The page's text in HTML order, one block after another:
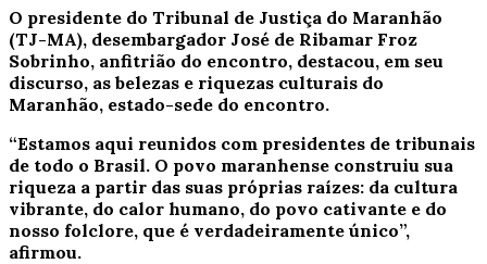
O presidente do Tribunal de Justiça do Maranhão
(TJ-MA), desembargador José de Ribamar Froz
Sobrinho, anfitrião do encontro, destacou, em seu
discurso, as belezas e riquezas culturais do
Maranhão, estado-sede do encontro.
“Estamos aqui reunidos com presidentes de tribunais
de todo o Brasil. O povo maranhense construiu sua
riqueza a partir das suas próprias raízes: da cultura
vibrante, do calor humano, do povo cativante e do
nosso folclore, que é verdadeiramente único”,
afirmou.